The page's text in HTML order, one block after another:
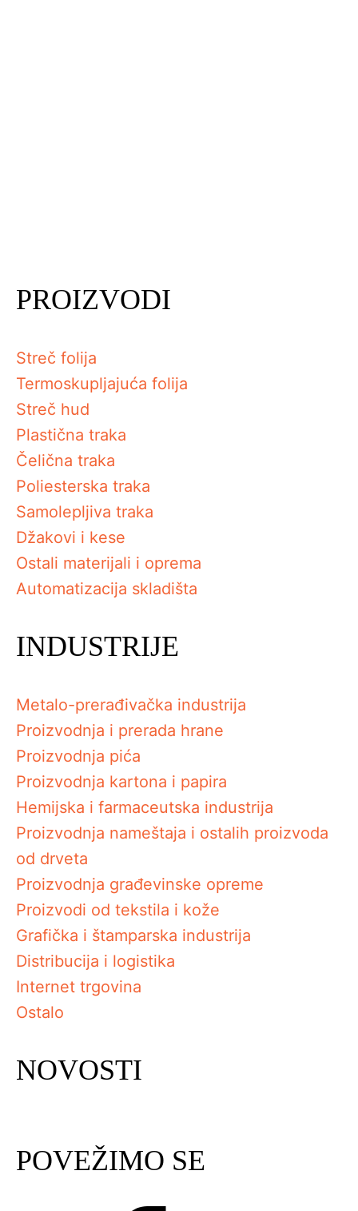
PROIZVODI
Streč folija
Termoskupljajuća folija
Streč hud
Plastična traka
Čelična traka
Poliesterska traka
Samolepljiva traka
Džakovi i kese
Ostali materijali i oprema
Automatizacija skladišta
INDUSTRIJE
Metalo-prerađivačka industrija
Proizvodnja i prerada hrane
Proizvodnja pića
Proizvodnja kartona i papira
Hemijska i farmaceutska industrija
Proizvodnja nameštaja i ostalih proizvoda
od drveta
Proizvodnja građevinske opreme
Proizvodi od tekstila i kože
Grafička i štamparska industrija
Distribucija i logistika
Internet trgovina
Ostalo
NOVOSTI
POVEŽIMO SE